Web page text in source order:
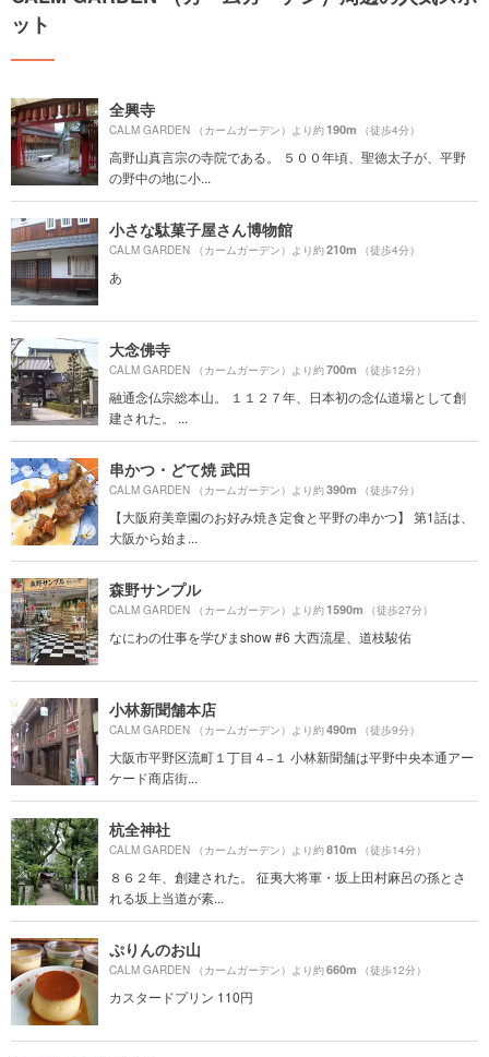
ット
全興寺
CALM GARDEN （カームガーデン）より約190m （徒歩4分）
高野山真言宗の寺院である。 ５００年頃、聖徳太子が、平野
の野中の地に小...
小さな駄菓子屋さん博物館
CALM GARDEN （カームガーデン）より約210m （徒歩4分）
あ
大念佛寺
CALM GARDEN （カームガーデン）より約700m （徒歩12分）
融通念仏宗総本山。 １１２７年、日本初の念仏道場として創
建された。 ...
串かつ・どて焼 武田
CALM GARDEN （カームガーデン）より約390m （徒歩7分）
【大阪府美章園のお好み焼き定食と平野の串かつ】 第1話は、
大阪から始ま...
森野サンプル
CALM GARDEN （カームガーデン）より約1590m （徒歩27分）
なにわの仕事を学びまshow #6 大西流星、道枝駿佑
小林新聞舗本店
CALM GARDEN （カームガーデン）より約490m （徒歩9分）
大阪市平野区流町１丁目４−１ 小林新聞舗は平野中央本通アー
ケード商店街...
杭全神社
CALM GARDEN （カームガーデン）より約810m （徒歩14分）
８６２年、創建された。 征夷大将軍・坂上田村麻呂の孫とさ
れる坂上当道が素...
ぷりんのお山
CALM GARDEN （カームガーデン）より約660m （徒歩12分）
カスタードプリン 110円